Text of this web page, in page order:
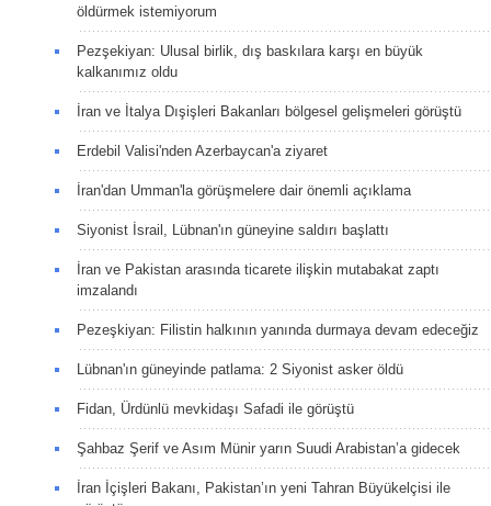
öldürmek istemiyorum
Pezşekiyan: Ulusal birlik, dış baskılara karşı en büyük
kalkanımız oldu
İran ve İtalya Dışişleri Bakanları bölgesel gelişmeleri görüştü
Erdebil Valisi'nden Azerbaycan'a ziyaret
İran'dan Umman'la görüşmelere dair önemli açıklama
Siyonist İsrail, Lübnan'ın güneyine saldırı başlattı
İran ve Pakistan arasında ticarete ilişkin mutabakat zaptı
imzalandı
Pezeşkiyan: Filistin halkının yanında durmaya devam edeceğiz
Lübnan'ın güneyinde patlama: 2 Siyonist asker öldü
Fidan, Ürdünlü mevkidaşı Safadi ile görüştü
Şahbaz Şerif ve Asım Münir yarın Suudi Arabistan’a gidecek
İran İçişleri Bakanı, Pakistan’ın yeni Tahran Büyükelçisi ile